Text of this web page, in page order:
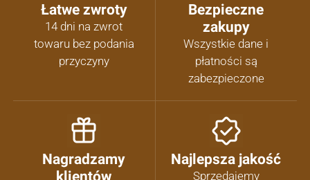
Łatwe zwroty
14 dni na zwrot
towaru bez podania
przyczyny
Bezpieczne
zakupy
Wszystkie dane i
płatności są
zabezpieczone
Nagradzamy
klientów
Najlepsza jakość
Sprzedajemy